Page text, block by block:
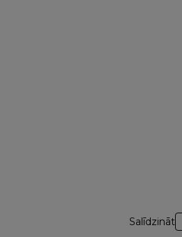
Salīdzināt